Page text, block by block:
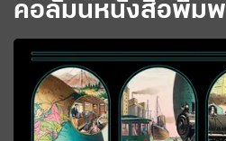
คอลัมน์หนังสือพิมพ์